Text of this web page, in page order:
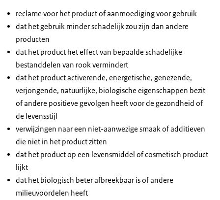
oppervlak. Bij voorkeur staat de waarschuwing ook
op het flesje zelf.
Wordt het flesje met e-liquid zonder doosje
(buitenverpakking) aangeboden? Dan moet de
waarschuwing op het flesje staan. Ook hier geldt dat
de waarschuwing twee keer moet worden
aangebracht op het flesje en 30% van dat oppervlak
beslaat.
Bij een blisterverpakking staat de waarschuwing op
de blisterkaart: aan beide zijden van de kaart. De
waarschuwing beslaat 30% van het oppervlak.
reclame voor het product of aanmoediging voor gebruik
dat het gebruik minder schadelijk zou zijn dan andere
producten
dat het product het effect van bepaalde schadelijke
bestanddelen van rook vermindert
dat het product activerende, energetische, genezende,
verjongende, natuurlijke, biologische eigenschappen bezit
of andere positieve gevolgen heeft voor de gezondheid of
de levensstijl
verwijzingen naar een niet-aanwezige smaak of additieven
die niet in het product zitten
dat het product op een levensmiddel of cosmetisch product
lijkt
dat het biologisch beter afbreekbaar is of andere
milieuvoordelen heeft